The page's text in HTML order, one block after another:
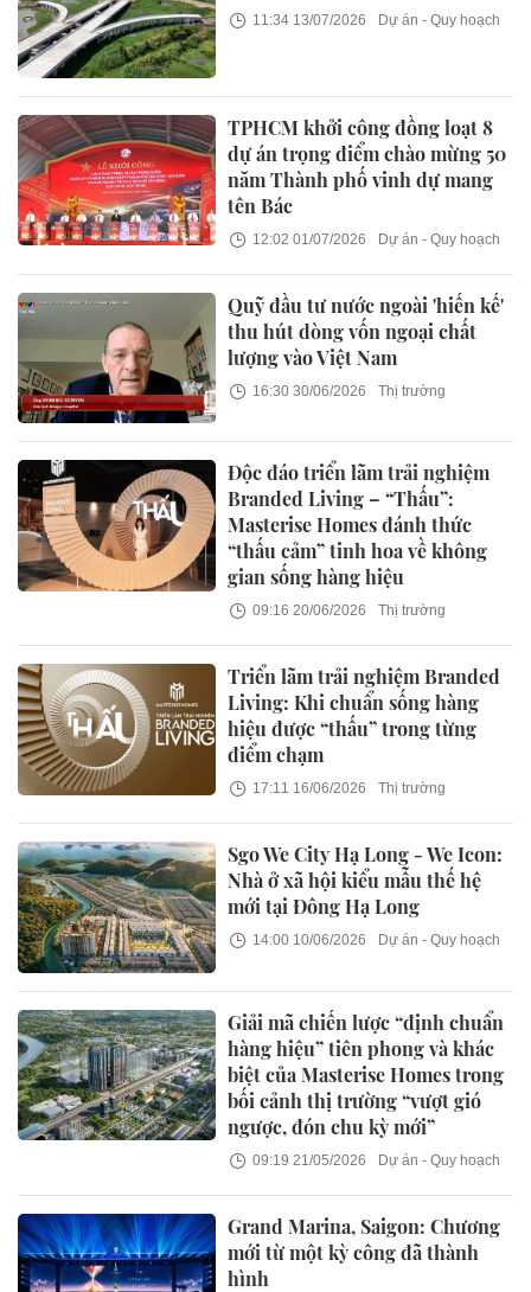
11:34 13/07/2026 Dự án - Quy hoạch
TPHCM khởi công đồng loạt 8
dự án trọng điểm chào mừng 50
năm Thành phố vinh dự mang
tên Bác
12:02 01/07/2026 Dự án - Quy hoạch
Quỹ đầu tư nước ngoài 'hiến kế'
thu hút dòng vốn ngoại chất
lượng vào Việt Nam
16:30 30/06/2026 Thị trường
Độc đáo triển lãm trải nghiệm
Branded Living – “Thấu”:
Masterise Homes đánh thức
“thấu cảm” tinh hoa về không
gian sống hàng hiệu
09:16 20/06/2026 Thị trường
Triển lãm trải nghiệm Branded
Living: Khi chuẩn sống hàng
hiệu được “thấu” trong từng
điểm chạm
17:11 16/06/2026 Thị trường
Sgo We City Hạ Long - We Icon:
Nhà ở xã hội kiểu mẫu thế hệ
mới tại Đông Hạ Long
14:00 10/06/2026 Dự án - Quy hoạch
Giải mã chiến lược “định chuẩn
hàng hiệu” tiên phong và khác
biệt của Masterise Homes trong
bối cảnh thị trường “vượt gió
ngược, đón chu kỳ mới”
09:19 21/05/2026 Dự án - Quy hoạch
Grand Marina, Saigon: Chương
mới từ một kỳ công đã thành
hình